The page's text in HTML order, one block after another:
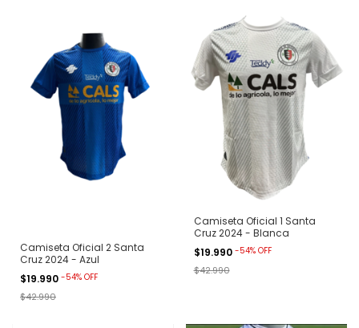
Camiseta Oficial 2 Santa
Cruz 2024 - Azul
$19.990 -54% OFF
$42.990
Camiseta Oficial 1 Santa
Cruz 2024 - Blanca
$19.990 -54% OFF
$42.990